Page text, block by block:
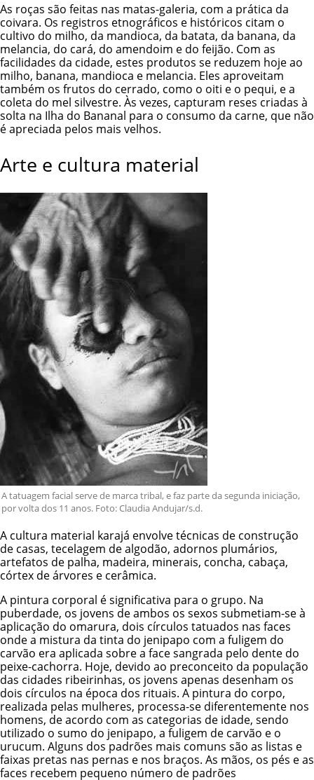
As roças são feitas nas matas-galeria, com a prática da
coivara. Os registros etnográficos e históricos citam o
cultivo do milho, da mandioca, da batata, da banana, da
melancia, do cará, do amendoim e do feijão. Com as
facilidades da cidade, estes produtos se reduzem hoje ao
milho, banana, mandioca e melancia. Eles aproveitam
também os frutos do cerrado, como o oiti e o pequi, e a
coleta do mel silvestre. Às vezes, capturam reses criadas à
solta na Ilha do Bananal para o consumo da carne, que não
é apreciada pelos mais velhos.
Arte e cultura material
A tatuagem facial serve de marca tribal, e faz parte da segunda iniciação,
por volta dos 11 anos. Foto: Claudia Andujar/s.d.
A cultura material karajá envolve técnicas de construção
de casas, tecelagem de algodão, adornos plumários,
artefatos de palha, madeira, minerais, concha, cabaça,
córtex de árvores e cerâmica.
A pintura corporal é significativa para o grupo. Na
puberdade, os jovens de ambos os sexos submetiam-se à
aplicação do omarura, dois círculos tatuados nas faces
onde a mistura da tinta do jenipapo com a fuligem do
carvão era aplicada sobre a face sangrada pelo dente do
peixe-cachorra. Hoje, devido ao preconceito da população
das cidades ribeirinhas, os jovens apenas desenham os
dois círculos na época dos rituais. A pintura do corpo,
realizada pelas mulheres, processa-se diferentemente nos
homens, de acordo com as categorias de idade, sendo
utilizado o sumo do jenipapo, a fuligem de carvão e o
urucum. Alguns dos padrões mais comuns são as listas e
faixas pretas nas pernas e nos braços. As mãos, os pés e as
faces recebem pequeno número de padrões